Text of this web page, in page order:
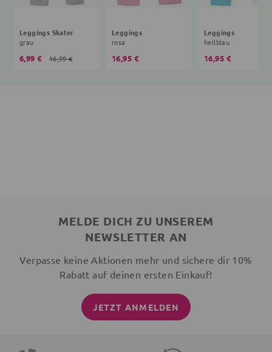
Leggings Skater
grau
6,99 € 16,99 €
Leggings
rosa
16,95 €
Leggings
hellblau
16,95 €
MELDE DICH ZU UNSEREM
NEWSLETTER AN
Verpasse keine Aktionen mehr und sichere dir 10%
Rabatt auf deinen ersten Einkauf!
JETZT ANMELDEN